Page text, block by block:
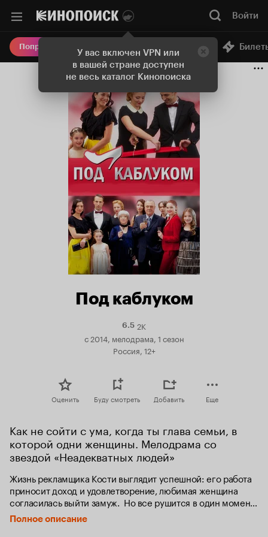
У вас включен VPN или
в вашей стране доступен
не весь каталог Кинопоиска
Войти
Попробовать Плюс Онлайн-кинотеатр
Под каблуком
6.5Рейтинг
Кинопоиска
6.5
2K
с 2014, мелодрама, 1 сезон
Россия, 12+
Оценить Буду смотреть Добавить Еще
Как не сойти с ума, когда ты глава семьи, в
которой одни женщины. Мелодрама со
звездой «Неадекватных людей»
Жизнь рекламщика Кости выглядит успешной: его работа
приносит доход и удовлетворение, любимая женщина
согласилась выйти замуж.  Но все рушится в один момент:
отец Кости умирает, и на его руках оказывается не только
семейное дело – фирма-производитель женской обуви, но
Полное описание